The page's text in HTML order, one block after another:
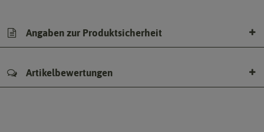
Angaben zur Produktsicherheit
Artikelbewertungen